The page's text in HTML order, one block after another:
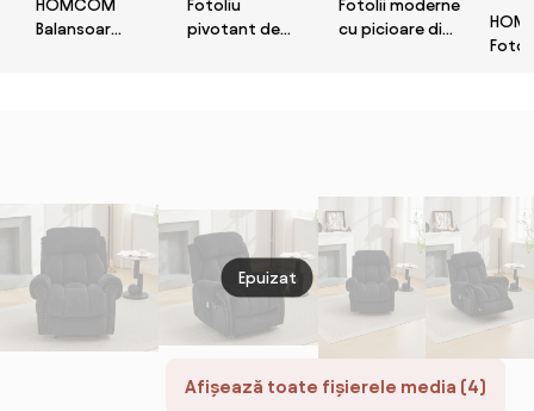
HOMCOM
Balansoar
Fotoliu
pivotant de
Fotolii moderne
cu picioare din
Afișează toate fișierele media (4)
Epuizat